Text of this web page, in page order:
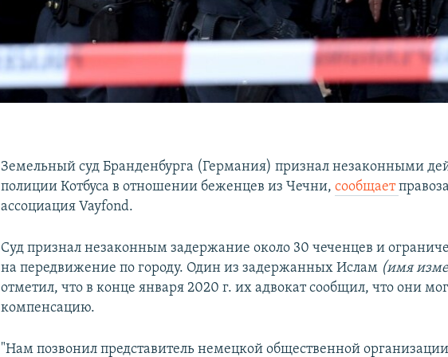
Земельный суд Бранденбурга (Германия) признал незаконными
полиции Котбуса в отношении беженцев из Чечни,сообщает
ассоциация Vayfond.
Суд признал незаконным задержание около 30 чеченцев и
на передвижение по городу. Один из задержанных Ислам (имя
отметил, что в конце января 2020 г. их адвокат сообщил, что они
компенсацию.
"Нам позвонил представитель немецкой общественной